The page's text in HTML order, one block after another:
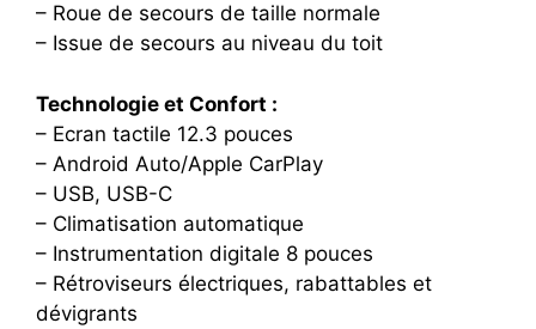
– Roue de secours de taille normale
– Issue de secours au niveau du toit
Technologie et Confort :
– Ecran tactile 12.3 pouces
– Android Auto/Apple CarPlay
– USB, USB-C
– Climatisation automatique
– Instrumentation digitale 8 pouces
– Rétroviseurs électriques, rabattables et
dévigrants